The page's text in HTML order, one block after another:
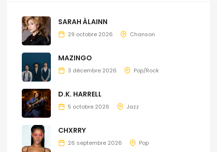
SARAH ÀLAINN
29 octobre 2026 Chanson
MAZINGO
3 décembre 2026 Pop/Rock
D.K. HARRELL
5 octobre 2026 Jazz
CHXRRY
26 septembre 2026 Pop